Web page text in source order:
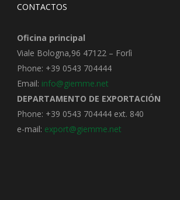
CONTACTOS
Oficina principal
Viale Bologna,96 47122 – Forlì
Phone: +39 0543 704444
Email: info@giemme.net
DEPARTAMENTO DE EXPORTACIÓN
Phone: +39 0543 704444 ext. 840
e-mail: export@giemme.net